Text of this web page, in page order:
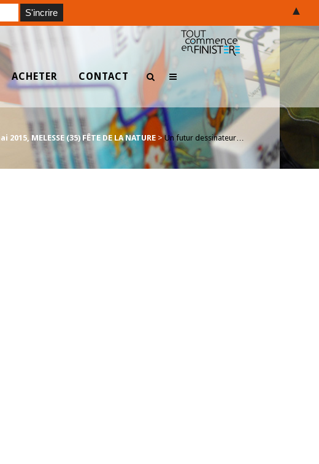
ACHETER CONTACT
2015, MELESSE (35) FÊTE DE LA NATURE >Un futur dessinateur…
▲